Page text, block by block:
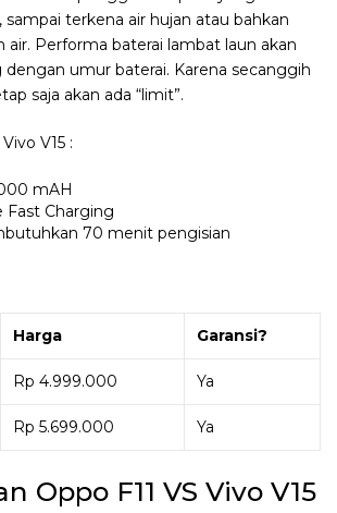
sampai terkena air hujan atau bahkan
Performa baterai lambat laun akan
umur baterai. Karena secanggih
saja akan ada “limit”.
V15 :
mAH
Fast Charging
70 menit pengisian
Harga Garansi?
Rp 4.999.000 Ya
Rp 5.699.000 Ya
Oppo F11 VS Vivo V15